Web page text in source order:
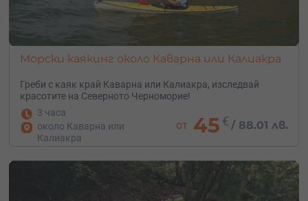
Морски каякинг около Каварна или Калиакра
Греби с каяк край Каварна или Калиакра, изследвай
красотите на Северното Черноморие!
3 часа
около Каварна или
Калиакра
от 45 € / 88.01 лв.